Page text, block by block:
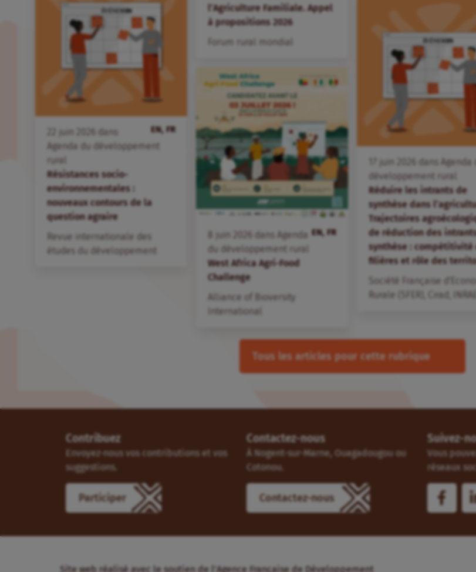
l’Agriculture Familiale. Appel
à propositions 2026
Forum rural mondial
EN, FR
juin
dans
Agenda du développement
rural
Résistances socio-
environnementales :
nouveaux contours de la
question agraire
Revue internationale des
études du développement
juin dans
Agenda
développement rural
Réduire les intrants de
synthèse dans
Trajectoires
de réduction des
synthèse : compétitivité
filières et rôle des
Société Française
Rurale (SFER)
Cirad INRAE
EN, FR
juin dans
Agenda
du développement rural
West Africa Agri-Food
Challenge
Alliance of Bioversity
International
Tous les articles pour cette rubrique
Contribuez
Envoyez-nous vos contributions et vos
suggestions.
Participer
Contactez-nous
À Nogent-sur-Marne, Ouagadougou ou
Cotonou.
Contactez-nous
Suivez-
Vous
réseaux
Site web réalisé avec le soutien de l’Agence Française de Développement